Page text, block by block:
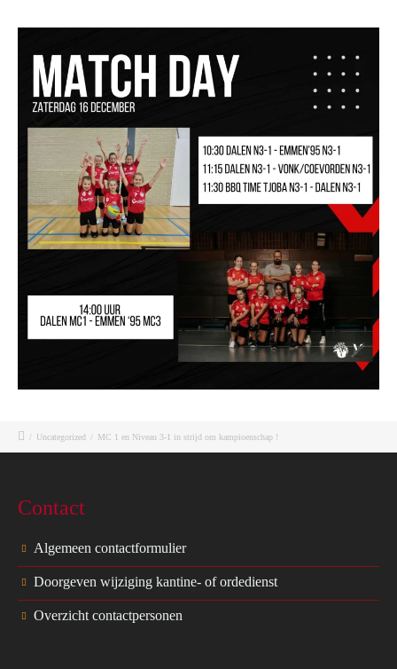
/ Uncategorized / MC 1 en Niveau 3-1 in strijd om kampioenschap !
Contact
Algemeen contactformulier
Doorgeven wijziging kantine- of ordedienst
Overzicht contactpersonen